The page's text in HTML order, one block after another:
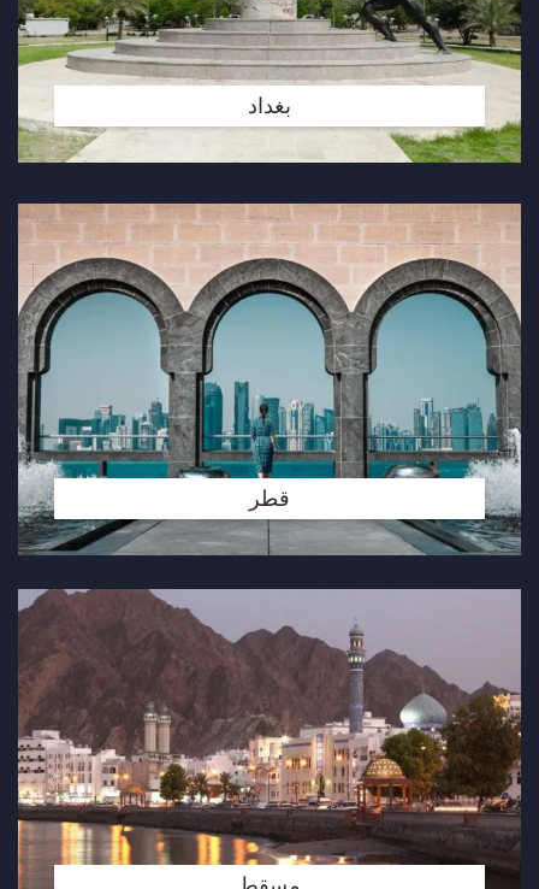
بغداد
قطر